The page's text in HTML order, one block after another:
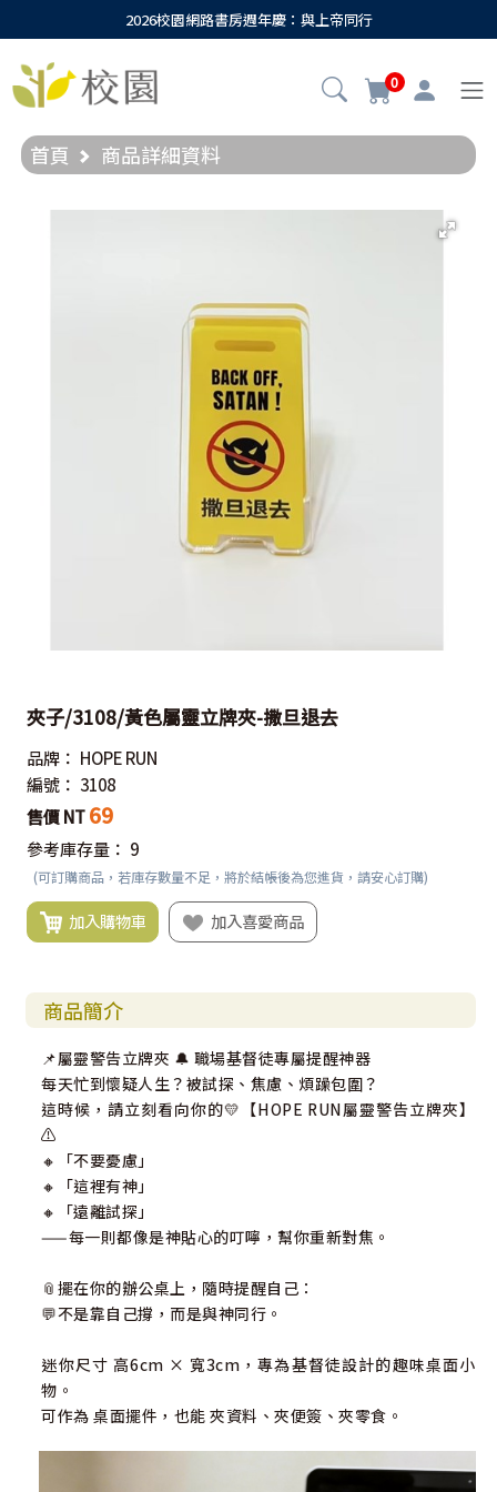
2026校園網路書房週年慶：與上帝同行
0
首頁 商品詳細資料
夾子/3108/黃色屬靈立牌夾-撒旦退去
品牌： HOPE RUN
編號： 3108
售價 NT 69
參考庫存量： 9
(可訂購商品，若庫存數量不足，將於結帳後為您進貨，請安心訂購)
加入購物車 加入喜愛商品
商品簡介
📌屬靈警告立牌夾 🔔 職場基督徒專屬提醒神器
每天忙到懷疑人生？被試探、焦慮、煩躁包圍？
這時候，請立刻看向你的💛【HOPE RUN屬靈警告立牌夾】
⚠️
🔸「不要憂慮」
🔸「這裡有神」
🔸「遠離試探」
——每一則都像是神貼心的叮嚀，幫你重新對焦。
📎擺在你的辦公桌上，隨時提醒自己：
💬不是靠自己撐，而是與神同行。
迷你尺寸 高6cm × 寬3cm，專為基督徒設計的趣味桌面小
物。
可作為 桌面擺件，也能 夾資料、夾便簽、夾零食。